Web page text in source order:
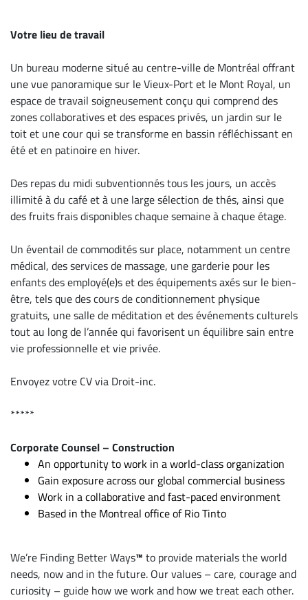
Votre lieu de travail
Un bureau moderne situé au centre-ville de Montréal offrant
une vue panoramique sur le Vieux-Port et le Mont Royal, un
espace de travail soigneusement conçu qui comprend des
zones collaboratives et des espaces privés, un jardin sur le
toit et une cour qui se transforme en bassin réfléchissant en
été et en patinoire en hiver.
Des repas du midi subventionnés tous les jours, un accès
illimité à du café et à une large sélection de thés, ainsi que
des fruits frais disponibles chaque semaine à chaque étage.
Un éventail de commodités sur place, notamment un centre
médical, des services de massage, une garderie pour les
enfants des employé(e)s et des équipements axés sur le bien-
être, tels que des cours de conditionnement physique
gratuits, une salle de méditation et des événements culturels
tout au long de l’année qui favorisent un équilibre sain entre
vie professionnelle et vie privée.
Envoyez votre CV via Droit-inc.
*****
Corporate Counsel – Construction
An opportunity to work in a world-class organization
Gain exposure across our global commercial business
Work in a collaborative and fast-paced environment
Based in the Montreal office of Rio Tinto
We’re Finding Better Ways™ to provide materials the world
needs, now and in the future. Our values – care, courage and
curiosity – guide how we work and how we treat each other.